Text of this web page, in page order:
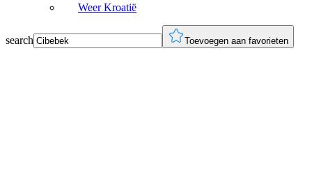
Weer Kroatië
search Toevoegen aan favorieten